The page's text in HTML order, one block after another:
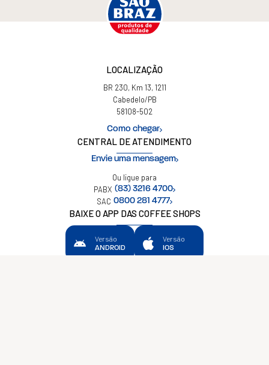
LOCALIZAÇÃO
BR 230, Km 13, 1211
Cabedelo/PB
58108-502
Como chegar
CENTRAL DE ATENDIMENTO
Envie uma mensagem
Ou ligue para
PABX (83) 3216 4700
SAC 0800 281 4777
BAIXE O APP DAS COFFEE SHOPS
Versão
ANDROID
Versão
IOS